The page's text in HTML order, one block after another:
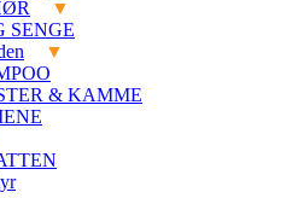
SENGE
& KAMME